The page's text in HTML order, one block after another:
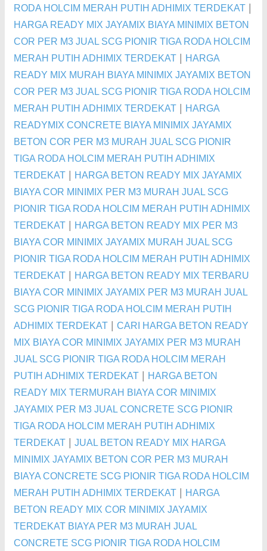
RODA HOLCIM MERAH PUTIH ADHIMIX TERDEKAT
HARGA READY MIX JAYAMIX BIAYA MINIMIX BETON
COR PER M3 JUAL SCG PIONIR TIGA RODA HOLCIM
MERAH PUTIH ADHIMIX TERDEKAT
HARGA
READY MIX MURAH BIAYA MINIMIX JAYAMIX BETON
COR PER M3 JUAL SCG PIONIR TIGA RODA HOLCIM
MERAH PUTIH ADHIMIX TERDEKAT
HARGA
READYMIX CONCRETE BIAYA MINIMIX JAYAMIX
BETON COR PER M3 MURAH JUAL SCG PIONIR
TIGA RODA HOLCIM MERAH PUTIH ADHIMIX
TERDEKAT
HARGA BETON READY MIX JAYAMIX
BIAYA COR MINIMIX PER M3 MURAH JUAL SCG
PIONIR TIGA RODA HOLCIM MERAH PUTIH ADHIMIX
TERDEKAT
HARGA BETON READY MIX PER M3
BIAYA COR MINIMIX JAYAMIX MURAH JUAL SCG
PIONIR TIGA RODA HOLCIM MERAH PUTIH ADHIMIX
TERDEKAT
HARGA BETON READY MIX TERBARU
BIAYA COR MINIMIX JAYAMIX PER M3 MURAH JUAL
SCG PIONIR TIGA RODA HOLCIM MERAH PUTIH
ADHIMIX TERDEKAT
CARI HARGA BETON READY
MIX BIAYA COR MINIMIX JAYAMIX PER M3 MURAH
JUAL SCG PIONIR TIGA RODA HOLCIM MERAH
PUTIH ADHIMIX TERDEKAT
HARGA BETON
READY MIX TERMURAH BIAYA COR MINIMIX
JAYAMIX PER M3 JUAL CONCRETE SCG PIONIR
TIGA RODA HOLCIM MERAH PUTIH ADHIMIX
TERDEKAT
JUAL BETON READY MIX HARGA
MINIMIX JAYAMIX BETON COR PER M3 MURAH
BIAYA CONCRETE SCG PIONIR TIGA RODA HOLCIM
MERAH PUTIH ADHIMIX TERDEKAT
HARGA
BETON READY MIX COR MINIMIX JAYAMIX
TERDEKAT BIAYA PER M3 MURAH JUAL
CONCRETE SCG PIONIR TIGA RODA HOLCIM